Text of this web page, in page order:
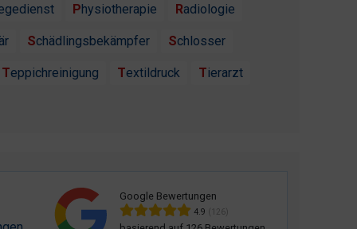
Physiotherapie Radiologie
Schädlingsbekämpfer Schlosser
Teppichreinigung Textildruck Tierarzt
Google Bewertungen
4.9 (126)